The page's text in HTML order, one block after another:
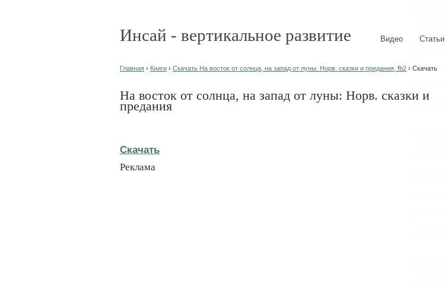
Инсай - вертикальное развитие Видео Статьи
Главная › Книги › Скачать На восток от солнца, на запад от луны: Норв. сказки и предания, fb2 › Скачать
На восток от солнца, на запад от луны: Норв. сказки и
предания
Скачать
Реклама